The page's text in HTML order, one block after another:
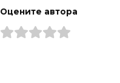
Оцените автора